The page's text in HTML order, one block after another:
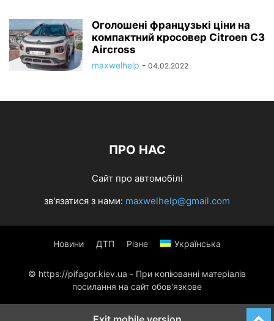
Оголошені французькі ціни на
компактний кросовер Citroen C3
Aircross
maxwelhelp - 04.02.2022
ПРО НАС
Сайт про автомобілі
зв'язатися з нами: maxwelhelp@gmail.com
Новини ДТП Різне Українська
© https://pifagor.kiev.ua - При копіюванні матеріалів
посилання на сайт обов'язкове